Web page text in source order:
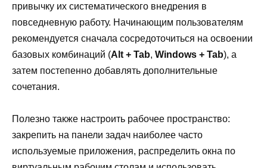
привычку их систематического внедрения в
повседневную работу. Начинающим пользователям
рекомендуется сначала сосредоточиться на освоении
базовых комбинаций (Alt + Tab, Windows + Tab), а
затем постепенно добавлять дополнительные
сочетания.
Полезно также настроить рабочее пространство:
закрепить на панели задач наиболее часто
используемые приложения, распределить окна по